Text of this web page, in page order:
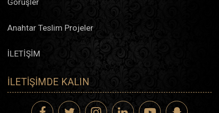
Anahtar Teslim Projeler
İLETİŞİM
İLETIŞIMDE KALIN